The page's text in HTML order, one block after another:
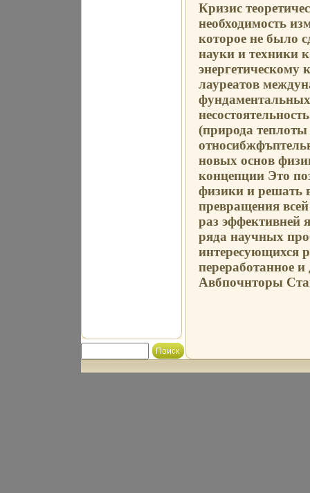
Кризис
необходимость
которое не было
науки и техники
энергетическому
лауреатов
(природа
новых основ
концепции Это
физики и решать
превращения
раз эффективней
ряда научных
интересующихся
переработанное
Авбпочнторы